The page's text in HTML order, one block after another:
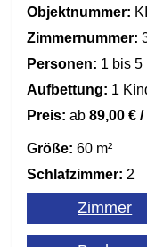
Objektnummer:
Zimmernummer:
Personen: 1 bis 5
Aufbettung: 1
Preis: ab89,00 € /
Größe: 60 m²
Schlafzimmer: 2